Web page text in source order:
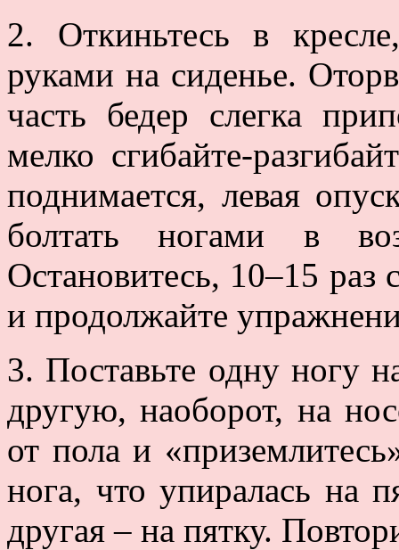
2. Откиньтесь в
руками на сиденье.
часть бедер слегка
мелко сгибайте-
поднимается, левая
болтать ногами в
Остановитесь, 10–15 раз
и продолжайте
3. Поставьте одну ногу
другую, наоборот, на
от пола и
нога, что упиралась на
другая – на пятку.